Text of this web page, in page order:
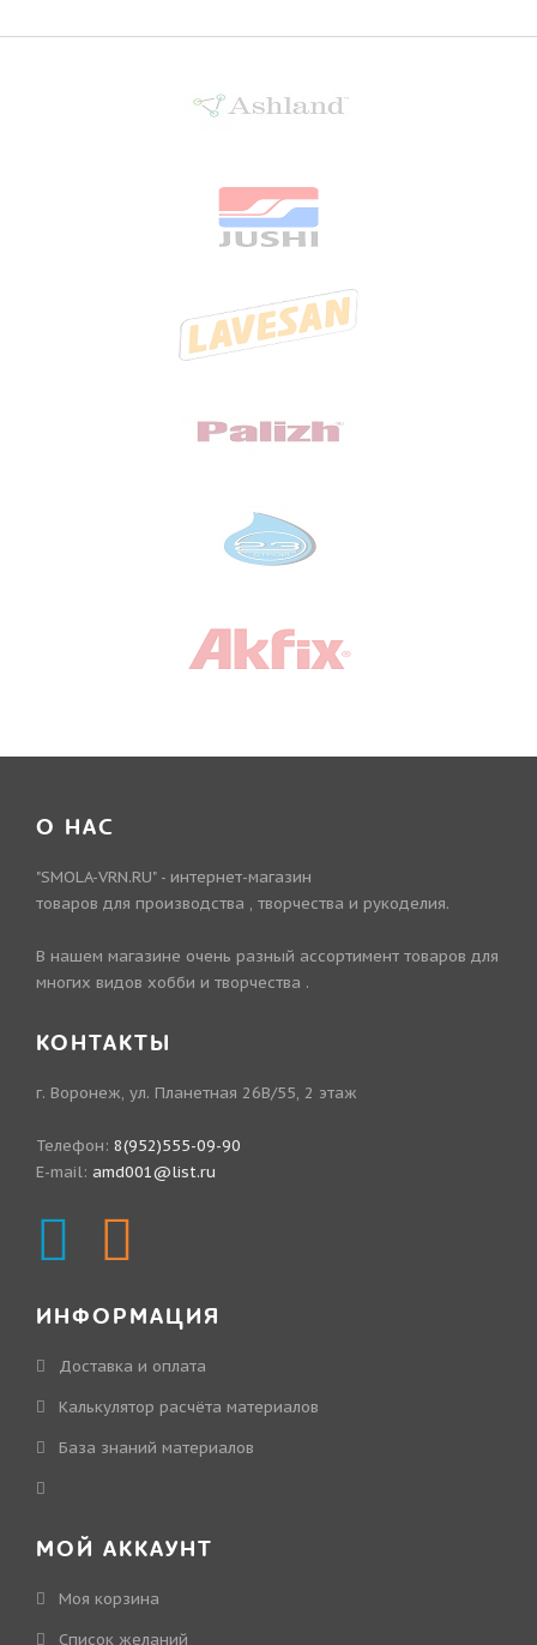
О НАС
"SMOLA-VRN.RU" - интернет-магазин
товаров для производства , творчества и рукоделия.
В нашем магазине очень разный ассортимент товаров для
многих видов хобби и творчества .
КОНТАКТЫ
г. Воронеж, ул. Планетная 26В/55, 2 этаж
Телефон: 8(952)555-09-90
E-mail: amd001@list.ru
ИНФОРМАЦИЯ
Доставка и оплата
Калькулятор расчёта материалов
База знаний материалов
МОЙ АККАУНТ
Моя корзина
Cписок желаний